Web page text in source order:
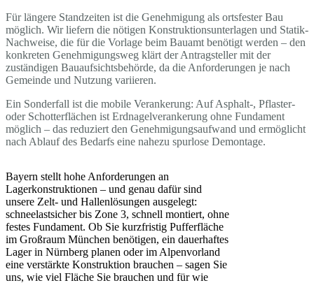
Für längere Standzeiten ist die Genehmigung als ortsfester Bau
möglich. Wir liefern die nötigen Konstruktionsunterlagen und Statik-
Nachweise, die für die Vorlage beim Bauamt benötigt werden – den
konkreten Genehmigungsweg klärt der Antragsteller mit der
zuständigen Bauaufsichtsbehörde, da die Anforderungen je nach
Gemeinde und Nutzung variieren.
Ein Sonderfall ist die mobile Verankerung: Auf Asphalt-, Pflaster-
oder Schotterflächen ist Erdnagelverankerung ohne Fundament
möglich – das reduziert den Genehmigungsaufwand und ermöglicht
nach Ablauf des Bedarfs eine nahezu spurlose Demontage.
Bayern stellt hohe Anforderungen an
Lagerkonstruktionen – und genau dafür sind
unsere Zelt- und Hallenlösungen ausgelegt:
schneelastsicher bis Zone 3, schnell montiert, ohne
festes Fundament. Ob Sie kurzfristig Pufferfläche
im Großraum München benötigen, ein dauerhaftes
Lager in Nürnberg planen oder im Alpenvorland
eine verstärkte Konstruktion brauchen – sagen Sie
uns, wie viel Fläche Sie brauchen und für wie